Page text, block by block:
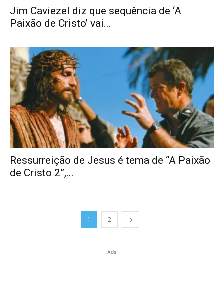
Jim Caviezel diz que sequência de ‘A
Paixão de Cristo’ vai...
Ressurreição de Jesus é tema de “A Paixão
de Cristo 2”,...
1 2
Ads